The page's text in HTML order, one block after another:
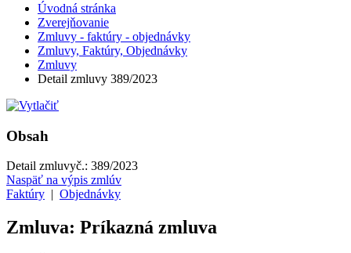
Úvodná stránka
Zverejňovanie
Zmluvy - faktúry - objednávky
Zmluvy, Faktúry, Objednávky
Zmluvy
Detail zmluvy 389/2023
Obsah
Detail zmluvyč.: 389/2023
Naspäť na výpis zmlúv
Faktúry | Objednávky
Zmluva: Príkazná zmluva